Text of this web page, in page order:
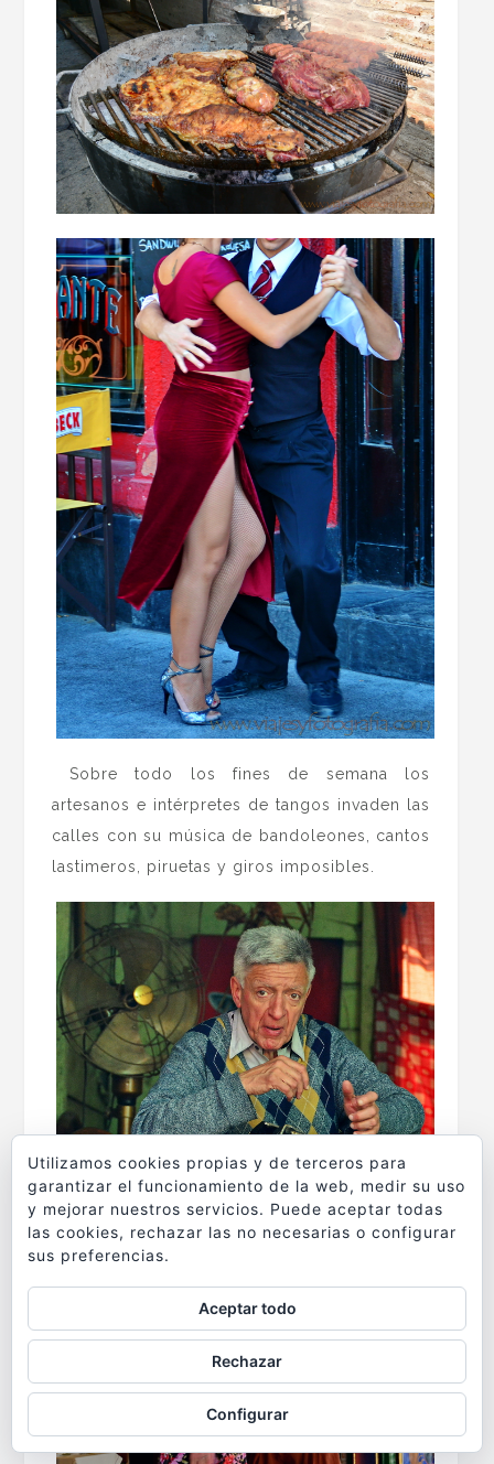
Sobre todo los fines de semana los
artesanos e intérpretes de tangos invaden las
calles con su música de bandoleones, cantos
lastimeros, piruetas y giros imposibles.
Utilizamos cookies propias y de terceros para
garantizar el funcionamiento de la web, medir su uso
y mejorar nuestros servicios. Puede aceptar todas
las cookies, rechazar las no necesarias o configurar
sus preferencias.
Aceptar todo
Rechazar
Configurar